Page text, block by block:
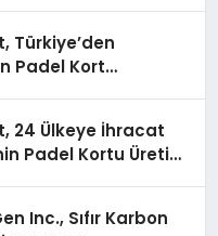
Türkiye’den
Padel Kort
24 Ülkeye İhracat
Padel Kortu Üretim
Inc., Sıfır Karbon